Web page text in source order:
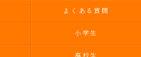
よくある質問
小学生